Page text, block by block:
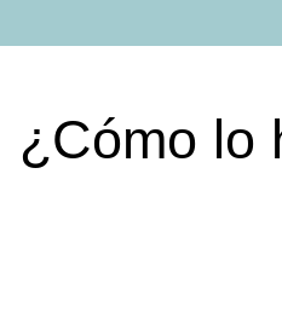
¿Cómo lo